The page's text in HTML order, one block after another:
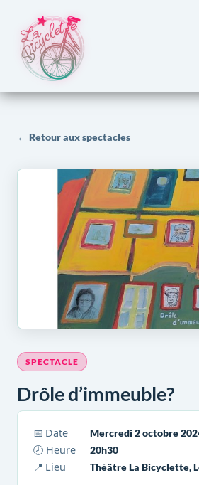
← Retour aux spectacles
SPECTACLE
Drôle d’immeuble?
📅 Date
Mercredi 2 octobre
🕗 Heure
20h30
📍 Lieu
Théâtre La Bicyclette,